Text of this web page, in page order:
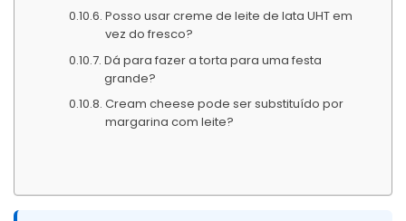
Posso usar creme de leite de lata UHT em
vez do fresco?
Dá para fazer a torta para uma festa
grande?
Cream cheese pode ser substituído por
margarina com leite?